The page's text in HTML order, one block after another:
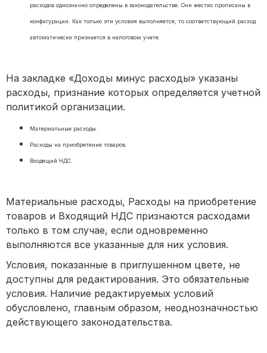
расходов однозначно определены в законодательстве. Они жестко прописаны в
конфигурации. Как только эти условия выполняется, то соответствующий расход
автоматически признается в налоговом учете.
На закладке «Доходы минус расходы» указаны
расходы, признание которых определяется учетной
политикой организации.
Материальные расходы.
Расходы на приобретение товаров.
Входящий НДС.
Материальные расходы, Расходы на приобретение
товаров и Входящий НДС признаются расходами
только в том случае, если одновременно
выполняются все указанные для них условия.
Условия, показанные в приглушенном цвете, не
доступны для редактирования. Это обязательные
условия. Наличие редактируемых условий
обусловлено, главным образом, неоднозначностью
действующего законодательства.